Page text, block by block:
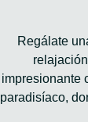
Regálate
impresionante
paradisíaco,